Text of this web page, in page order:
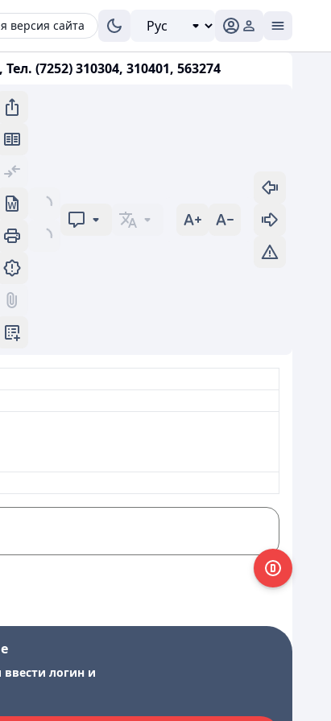
версия сайта
(7252) 310304, 310401, 563274
логин и